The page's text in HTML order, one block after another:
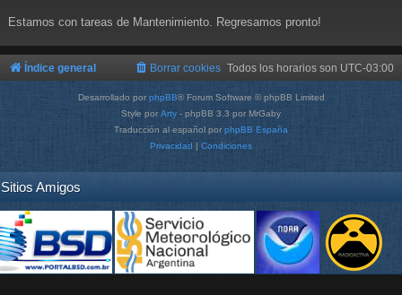
Estamos con tareas de Mantenimiento. Regresamos pronto!
Índice general Todos los horarios son UTC-03:00
Borrar cookies
Desarrollado por phpBB® Forum Software © phpBB Limited
Style por Arty - phpBB 3.3 por MrGaby
Traducción al español por phpBB España
Privacidad | Condiciones
Sitios Amigos